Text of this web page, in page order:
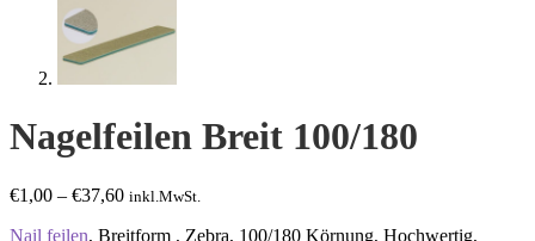
Nagelfeilen Breit 100/180
€1,00 – €37,60Preisspanne:
bis
inkl.MwSt.
Nail feilen, Breitform , Zebra, 100/180 Körnung, Hochwertig,